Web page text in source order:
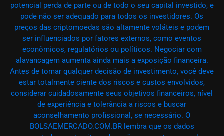
potencial perda de parte ou de todo o seu capital investido, e
pode não ser adequado para todos os investidores. Os
preços das criptomoedas são altamente voláteis e podem
ser influenciados por fatores externos, como eventos
econômicos, regulatórios ou políticos. Negociar com
alavancagem aumenta ainda mais a exposição financeira.
Antes de tomar qualquer decisão de investimento, você deve
estar totalmente ciente dos riscos e custos envolvidos,
considerar cuidadosamente seus objetivos financeiros, nível
de experiência e tolerância a riscos e buscar
aconselhamento profissional, se necessário. O
BOLSAEMERCADO.COM.BR lembra que os dados